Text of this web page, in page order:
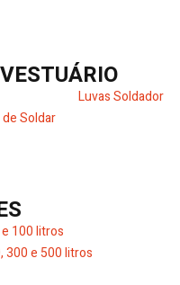
Luvas Soldador
Soldar
100 litros
300 e 500 litros